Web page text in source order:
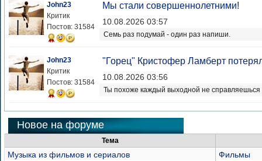
John23
Критик
Постов: 31584
Мы стали совершеннолетними!
10.08.2026 03:57
Семь раз подумай - один раз напиши.
John23
Критик
Постов: 31584
"Горец" Кристофер Ламберт
10.08.2026 03:56
Ты похоже каждый выходной не справляешься
Новое на форуме
Тема
Музыка из фильмов и сериалов
Фильмы